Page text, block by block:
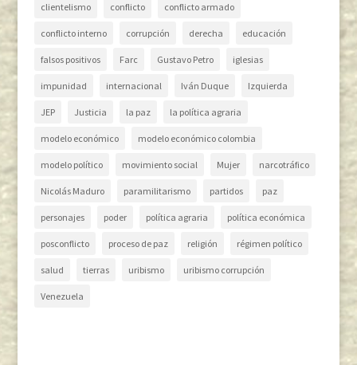
clientelismo conflicto conflicto armado
conflicto interno corrupción derecha educación
falsos positivos Farc Gustavo Petro iglesias
impunidad internacional Iván Duque Izquierda
JEP Justicia la paz la política agraria
modelo económico modelo económico colombia
modelo político movimiento social Mujer narcotráfico
Nicolás Maduro paramilitarismo partidos paz
personajes poder política agraria política económica
posconflicto proceso de paz religión régimen político
salud tierras uribismo uribismo corrupción
Venezuela